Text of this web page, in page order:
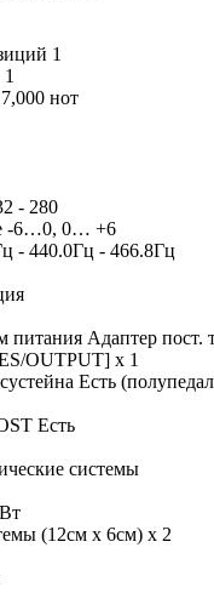
1
нот
- 280
-6…0, 0… +6
- 440.0Гц - 466.8Гц
питания Адаптер пост.
OUTPUT] x 1
Есть
Есть
системы
(12см x 6см) x 2